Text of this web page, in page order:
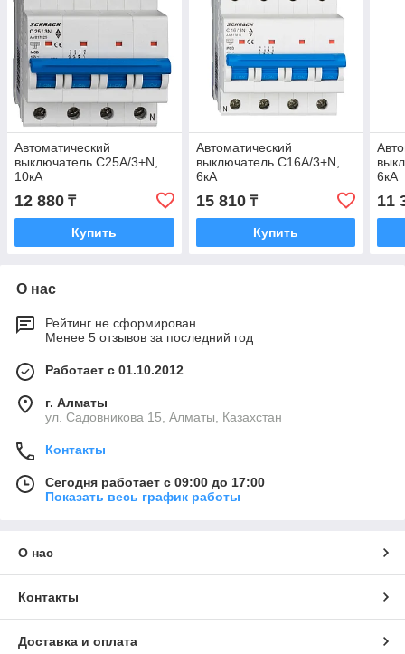
Автоматический
выключатель C25А/3+N,
10кА
12 880 ₸
Купить
Автоматический
выключатель C16А/3+N,
6кА
15 810₸
Купить
6кА
11
О нас
Рейтинг не сформирован
Менее 5 отзывов за последний год
Работает с 01.10.2012
г. Алматы
ул. Садовникова 15, Алматы, Казахстан
Контакты
Сегодня работает с 09:00 до 17:00
Показать весь график работы
О нас
Контакты
Доставка и оплата